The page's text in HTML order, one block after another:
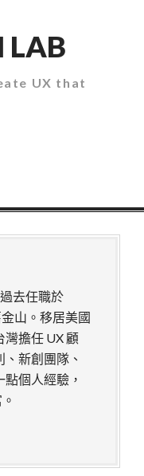
LAB
UX that
去任職於
山。移居美國
擔任 UX 顧
新創團隊、
個人經驗，